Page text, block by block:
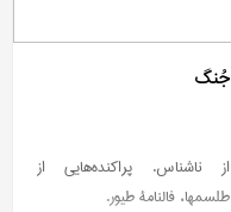
جُنگ
از ناشناس. پراكنده‌هایی از
طلسمها، فالنامۀ طیور.